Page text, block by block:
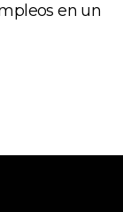
en un